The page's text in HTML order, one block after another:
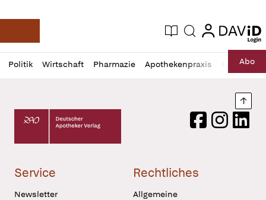
Deutsche Apotheker Zeitung
Aktuelle Ausgabe
Suche login
login
Politik Wirtschaft Pharmazie Apothekenpraxis RechtAbo
Profil
öffnen
Daz
Pur
Deutscher Apotheker Verlag Logo
FacebookInstagram
Service
Newsletter
Rechtliches
Allgemeine